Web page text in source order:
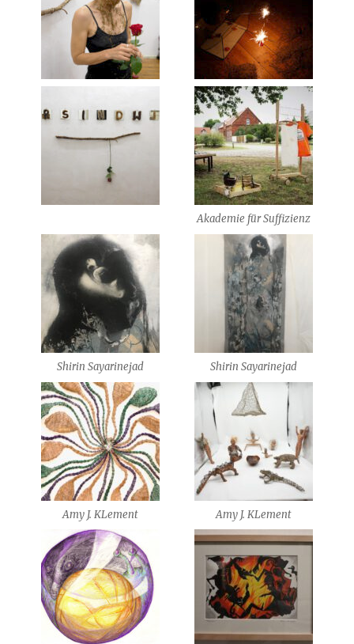
Akademie für Suffizienz
Shirin Sayarinejad Shirin Sayarinejad
Amy J. KLement Amy J. KLement